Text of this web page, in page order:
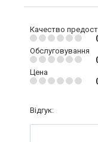
Качество
Обслуговування
Цена
Відгук: